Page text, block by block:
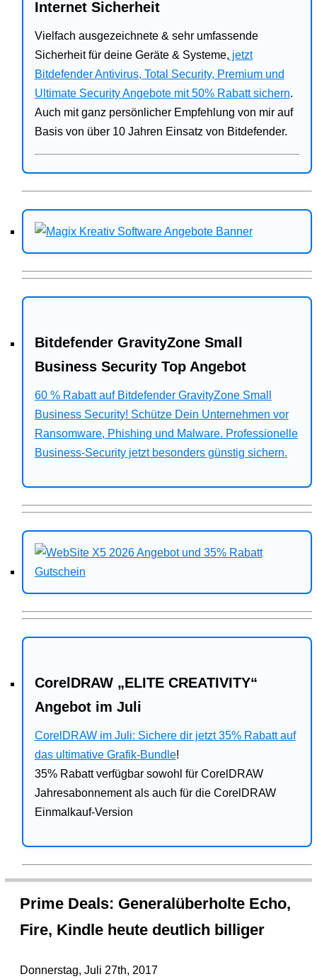
Internet Sicherheit
Vielfach ausgezeichnete & sehr umfassende
Sicherheit für deine Geräte & Systeme, jetzt
Bitdefender Antivirus, Total Security, Premium und
Ultimate Security Angebote mit 50% Rabatt sichern.
Auch mit ganz persönlicher Empfehlung von mir auf
Basis von über 10 Jahren Einsatz von Bitdefender.
Bitdefender GravityZone Small
Business Security Top Angebot
60 % Rabatt auf Bitdefender GravityZone Small
Business Security! Schütze Dein Unternehmen vor
Ransomware, Phishing und Malware. Professionelle
Business-Security jetzt besonders günstig sichern.
CorelDRAW „ELITE CREATIVITY“
Angebot im Juli
CorelDRAW im Juli: Sichere dir jetzt 35% Rabatt auf
das ultimative Grafik-Bundle!
35% Rabatt verfügbar sowohl für CorelDRAW
Jahresabonnement als auch für die CorelDRAW
Einmalkauf-Version
Prime Deals: Generalüberholte Echo,
Fire, Kindle heute deutlich billiger
Donnerstag, Juli 27th, 2017